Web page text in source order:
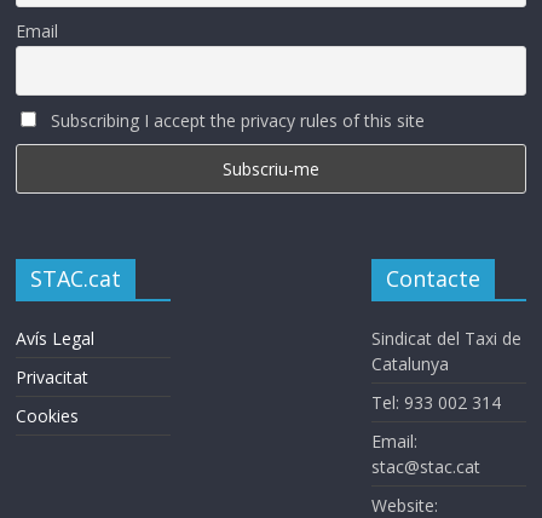
Email
Subscribing I accept the privacy rules of this site
STAC.cat
Avís Legal
Privacitat
Cookies
Contacte
Sindicat del Taxi de
Catalunya
Tel: 933 002 314
Email:
stac@stac.cat
Website: